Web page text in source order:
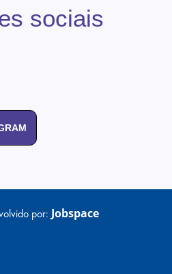
sociais
por: Jobspace